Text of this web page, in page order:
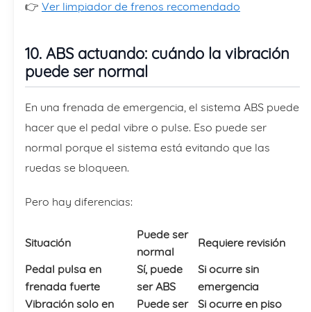
👉 Ver limpiador de frenos recomendado
10. ABS actuando: cuándo la vibración
puede ser normal
En una frenada de emergencia, el sistema ABS puede
hacer que el pedal vibre o pulse. Eso puede ser
normal porque el sistema está evitando que las
ruedas se bloqueen.
Pero hay diferencias:
Situación
Puede ser
normal
Requiere revisión
Pedal pulsa en
frenada fuerte
Sí, puede
ser ABS
Si ocurre sin
emergencia
Vibración solo en
Puede ser
Si ocurre en piso